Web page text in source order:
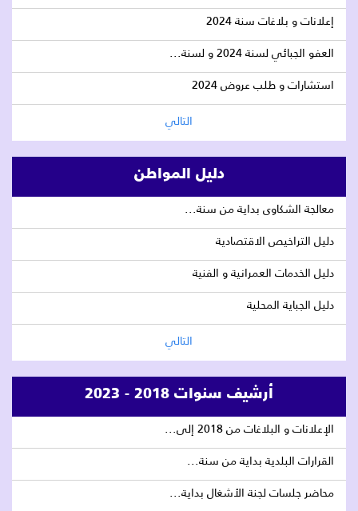
إعلانات و بلاغات سنة 2024
العفو الجبائي لسنة 2024 و لسنة...
استشارات و طلب عروض 2024
التالي
دليل المواطن
معالجة الشكاوى بداية من سنة...
دليل التراخيص الاقتصادية
دليل الخدمات العمرانية و الفنية
دليل الجباية المحلية
التالي
أرشيف سنوات 2018 - 2023
الإعلانات و البلاغات من 2018 إلى...
القرارات البلدية بداية من سنة...
محاضر جلسات لجنة الأشغال بداية...